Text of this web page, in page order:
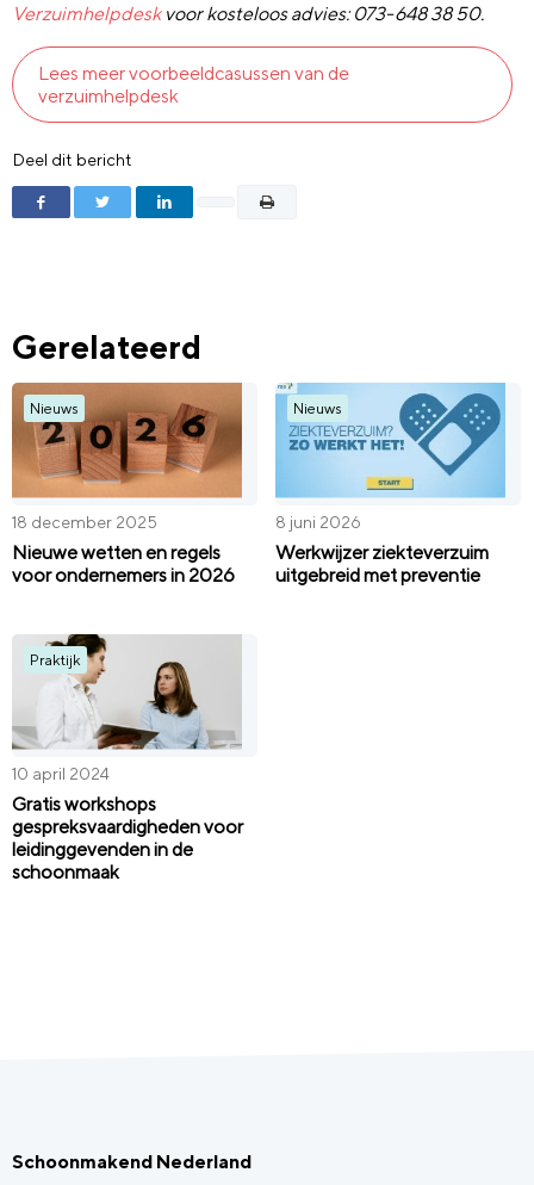
Verzuimhelpdeskvoor kosteloos advies: 073-648 38 50.
Lees meer voorbeeldcasussen van de
verzuimhelpdesk
Deel dit bericht
Gerelateerd
Nieuws
18 december 2025
Nieuwe wetten en regels
voor ondernemers in 2026
Nieuws
8 juni 2026
Werkwijzer ziekteverzuim
uitgebreid met preventie
Praktijk
10 april 2024
Gratis workshops
gespreksvaardigheden voor
leidinggevenden in de
schoonmaak
Schoonmakend Nederland